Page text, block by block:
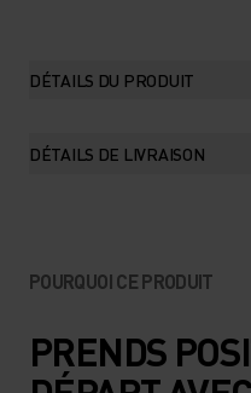
DÉTAILS DU PRODUIT
DÉTAILS DE LIVRAISON
POURQUOI CE PRODUIT
PRENDS